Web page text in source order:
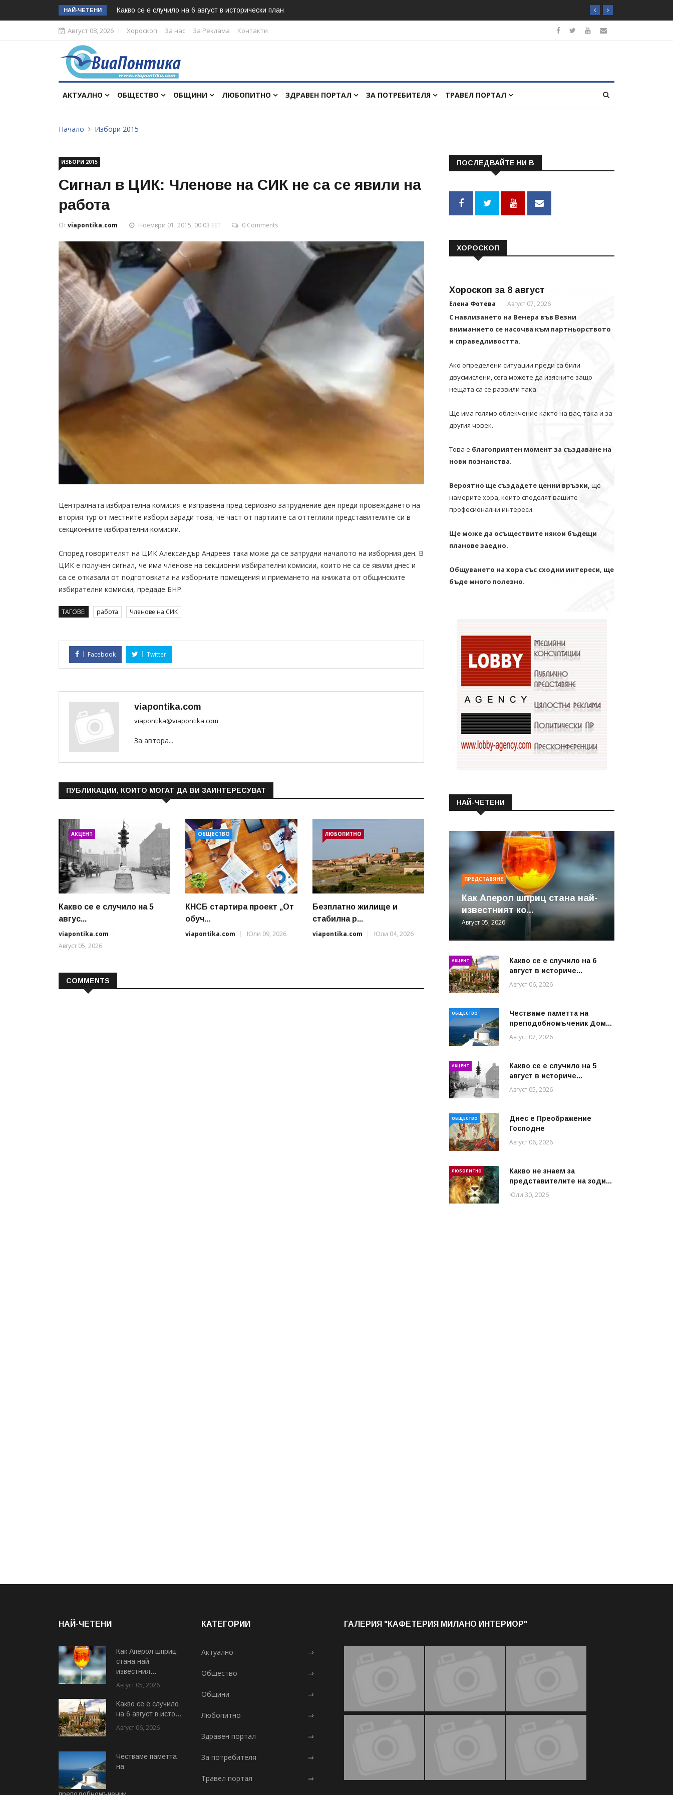
НАЙ-ЧЕТЕНИ Какво се е случило на 6 август в исторически план
Август 08, 2026 Хороскоп За нас За Реклама Контакти
АКТУАЛНО ОБЩЕСТВО ОБЩИНИ ЛЮБОПИТНО ЗДРАВЕН ПОРТАЛ ЗА ПОТРЕБИТЕЛЯ ТРАВЕЛ ПОРТАЛ
Начало Избори 2015
ИЗБОРИ 2015
Сигнал в ЦИК: Членове на СИК не са се явили на
работа
Отviapontika.com Ноември 01, 2015, 00:03 EET 0 Comments
Централната избирателна комисия е изправена пред сериозно затруднение ден преди провеждането на
втория тур от местните избори заради това, че част от партиите са оттеглили представителите си в
секционните избирателни комисии.
Според говорителят на ЦИК Александър Андреев така може да се затрудни началото на изборния ден. В
ЦИК е получен сигнал, че има членове на секционни избирателни комисии, които не са се явили днес и
са се отказали от подготовката на изборните помещения и приемането на книжата от общинските
избирателни комисии, предаде БНР.
ТАГОВЕ: работа Членове на СИК
Facebook Twitter
viapontika.com
viapontika@viapontika.com
За автора...
ПУБЛИКАЦИИ, КОИТО МОГАТ ДА ВИ ЗАИНТЕРЕСУВАТ
АКЦЕНТ
Какво се е случило на 5
авгус...
viapontika.com
Август 05, 2026
ОБЩЕСТВО
КНСБ стартира проект „От
обуч...
viapontika.com
Юли 09, 2026
ЛЮБОПИТНО
Безплатно жилище и
стабилна р...
viapontika.com
Юли 04, 2026
COMMENTS
ПОСЛЕДВАЙТЕ НИ В
ХОРОСКОП
Хороскоп за 8 август
Елена Фотева Август 07, 2026
С навлизането на Венера във Везни
вниманието се насочва към партньорството
и справедливостта.
Ако определени ситуации преди са били
двусмислени, сега можете да изясните защо
нещата са се развили така.
Ще има голямо облекчение както на вас, така и за
другия човек.
Това е благоприятен момент за създаване на
нови познанства.
Вероятно ще създадете ценни връзки, ще
намерите хора, които споделят вашите
професионални интереси.
Ще може да осъществите някои бъдещи
планове заедно.
Общуването на хора със сходни интереси, ще
бъде много полезно.
НАЙ-ЧЕТЕНИ
ПРЕДСТАВЯНЕ
Как Аперол шприц стана най-
известният ко...
Август 05, 2026
АКЦЕНТ
Какво се е случило на 6
август в историче...
Август 06, 2026
ОБЩЕСТВО
Честваме паметта на
преподобномъченик Дом...
Август 07, 2026
АКЦЕНТ
Какво се е случило на 5
август в историче...
Август 05, 2026
ОБЩЕСТВО
Днес е Преображение
Господне
Август 06, 2026
ЛЮБОПИТНО
Какво не знаем за
представителите на зоди...
Юли 30, 2026
НАЙ-ЧЕТЕНИ
Как Аперол шприц
стана най-
известния...
Август 05, 2026
Какво се е случило
на 6 август в исто...
Август 06, 2026
Честваме паметта
на
КАТЕГОРИИ
Актуално ⇒
Общество ⇒
Общини ⇒
Любопитно ⇒
Здравен портал ⇒
За потребителя ⇒
Травел портал ⇒
ГАЛЕРИЯ "КАФЕТЕРИЯ МИЛАНО ИНТЕРИОР"